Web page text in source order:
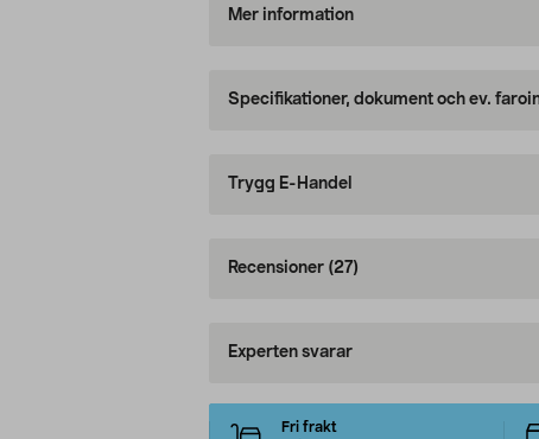
Mer information
Specifikationer, dokument och ev.
Trygg E-Handel
Recensioner (27)
Experten svarar
Fri frakt